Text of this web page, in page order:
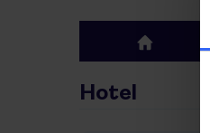
top
Hotel